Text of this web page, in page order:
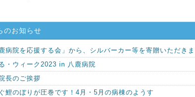
のお知らせ
病院を応援する会」から、シルバーカー等を寄贈いただき
・ウィーク2023 in 八鹿病院
長のご挨拶
鯉のぼりが圧巻です！4月・5月の病棟のようす